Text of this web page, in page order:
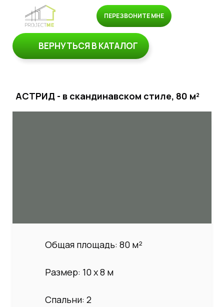
ПЕРЕЗВОНИТЕ МНЕ
ВЕРНУТЬСЯ В КАТАЛОГ
Общая площадь: 80 м²
Размер: 10 х 8 м
Спальни: 2
АСТРИД - в скандинавском стиле, 80 м²